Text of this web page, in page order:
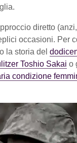
diretto
occasioni. Per
la storia del
Toshio Sakai o
condizione